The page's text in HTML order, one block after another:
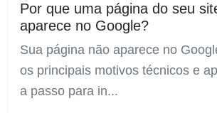
Por que uma página do seu
aparece no Google?
Sua página não aparece no
os principais motivos técnicos e
a passo para in...